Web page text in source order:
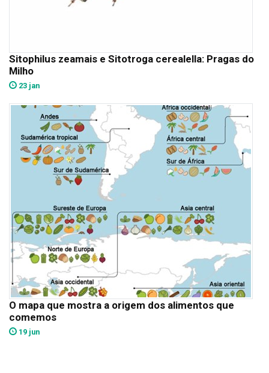
Sitophilus zeamais e Sitotroga cerealella: Pragas do
Milho
23 jan
O mapa que mostra a origem dos alimentos que
comemos
19 jun